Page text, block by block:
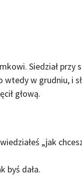
Siedział przy
w grudniu, i
głową.
„jak
byś dała.